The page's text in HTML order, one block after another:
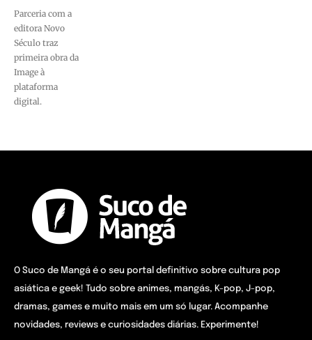
Parceria com a
editora Novo
Século traz
primeira obra da
Image à
plataforma
digital.
O Suco de Mangá é o seu portal definitivo sobre cultura pop
asiática e geek! Tudo sobre animes, mangás, K-pop, J-pop,
dramas, games e muito mais em um só lugar. Acompanhe
novidades, reviews e curiosidades diárias. Experimente!